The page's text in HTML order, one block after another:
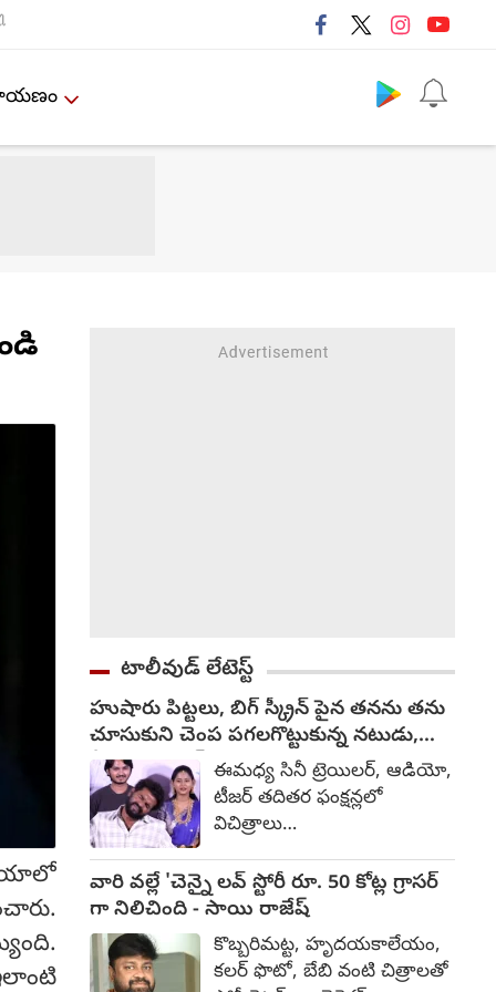
టాలీవుడ్ లేటెస్ట్
హుషారు పిట్టలు, బిగ్ స్క్రీన్ పైన తనను తను
చూసుకుని చెంప పగలగొట్టుకున్న నటుడు,
వీడియో వైరల్ ఈమధ్య సినీ ట్రెయిలర్, ఆడియో,
టీజర్ తదితర ఫంక్షన్లలో
విచిత్రాలు
కొంతమంది దుస్తులు గురించి
నేను మాట్లాడనమ్మా.. లేనిపోనిది
మాట్లాడితే తంటా అన్నారు. ఇలా
చెప్పుకుంటూ పోతే చాలా చిత్రాలే
జరుగుతున్నాయి. తాజాగా
వారి వల్లే 'చెన్నై లవ్ స్టోరీ రూ. 50 కోట్ల గ్రాసర్
గా నిలిచింది - సాయి రాజేష్
కొబ్బరిమట్ట, హృదయకాలేయం,
కలర్ ఫొటో, బేబి వంటి చిత్రాలతో